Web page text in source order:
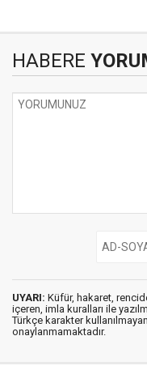
HABERE
UYARI: Küfür, hakaret,
içeren, imla kuralları ile
Türkçe karakter
onaylanmamaktadır.